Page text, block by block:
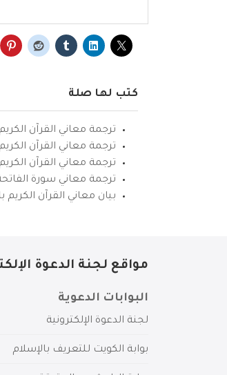
كتب لها صلة
ترجمة معاني القرآن الكريم
ترجمة معاني القرآن
ترجمة معاني القرآن
ترجمة معاني سورة الفاتحة
بيان معاني القرآن الكريم
مواقع لجنة الدعوة
البوابات الدعوية
لجنة الدعوة الإلكترونية
بوابة الكويت للتعريف بالإسلام